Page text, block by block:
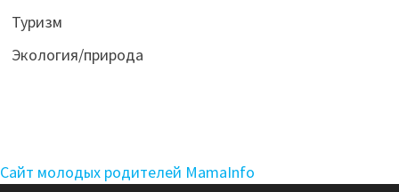
Туризм
Экология/природа
Сайт молодых родителей MamaInfo